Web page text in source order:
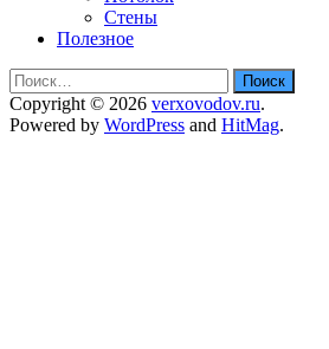
Стены
Полезное
Найти:
Copyright © 2026 verxovodov.ru.
Powered by WordPress and HitMag.